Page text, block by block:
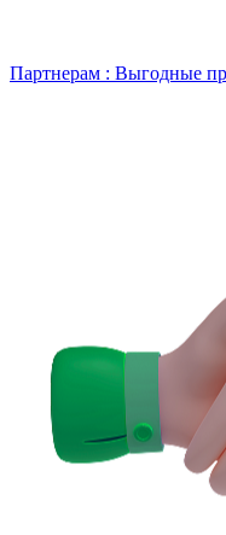
Партнерам : Выгодные